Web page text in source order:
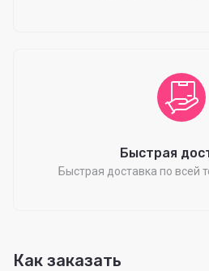
Быстрая
Быстрая доставка по всей
Как заказать